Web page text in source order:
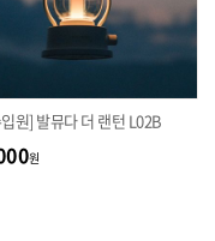
원] 발뮤다 더 랜턴 L02B
원